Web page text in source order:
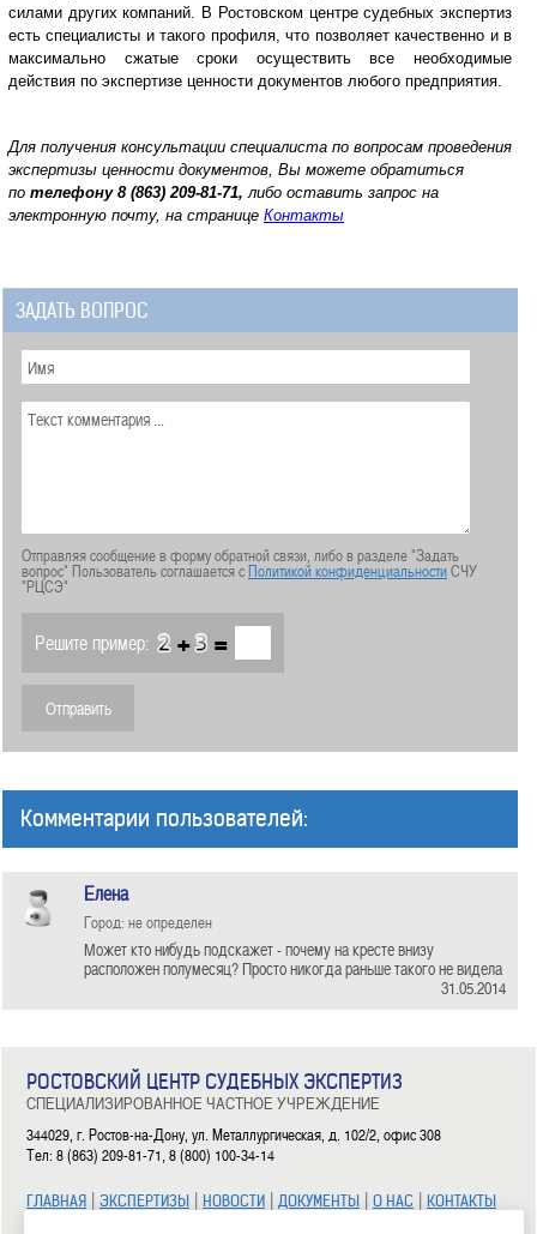
силами других компаний. В Ростовском центре судебных экспертиз
есть специалисты и такого профиля, что позволяет качественно и в
максимально сжатые сроки осуществить все необходимые
действия по экспертизе ценности документов любого предприятия.
Для получения консультации специалиста по вопросам проведения
экспертизы ценности документов, Вы можете обратиться
по телефону 8 (863) 209-81-71, либо оставить запрос на
электронную почту, на странице Контакты
ЗАДАТЬ ВОПРОС
Отправляя сообщение в форму обратной связи, либо в разделе "Задать
вопрос" Пользователь соглашается сПолитикой конфиденциальностиСЧУ
"РЦСЭ"
Решите пример: + =
Комментарии пользователей:
Елена
Город: не определен
Может кто нибудь подскажет - почему на кресте внизу
расположен полумесяц? Просто никогда раньше такого не видела
31.05.2014
РОСТОВСКИЙ ЦЕНТР СУДЕБНЫХ ЭКСПЕРТИЗ
СПЕЦИАЛИЗИРОВАННОЕ ЧАСТНОЕ УЧРЕЖДЕНИЕ
344029, г. Ростов-на-Дону, ул. Металлургическая, д. 102/2, офис 308
Тел: 8 (863) 209-81-71, 8 (800) 100-34-14
ГЛАВНАЯ | ЭКСПЕРТИЗЫ | НОВОСТИ | ДОКУМЕНТЫ | О НАС | КОНТАКТЫ